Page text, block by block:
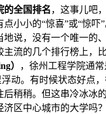
的全国排名，这事儿吧
小小的“惊喜”或“惊吓
说，没有一个唯一的
主流的几个排行榜上，
）
，徐州工程学院通常
动。有时候状态好点
后稍稍。但这串冷冰冰
济区中心城市的大学吗